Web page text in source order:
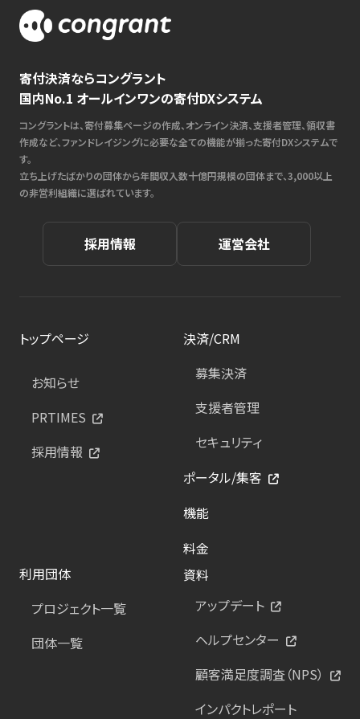
寄付決済ならコングラント
国内No.1 オールインワンの寄付DXシステム
コングラントは、寄付募集ページの作成、オンライン決済、支援者管理、領収書
作成など、ファンドレイジングに必要な全ての機能が揃った寄付DXシステムで
す。
立ち上げたばかりの団体から年間収入数十億円規模の団体まで、3,000以上
の非営利組織に選ばれています。
採用情報 運営会社
トップページ
お知らせ
PRTIMES
採用情報
決済/CRM
募集決済
支援者管理
セキュリティ
ポータル/集客
機能
料金
利用団体
プロジェクト一覧
団体一覧
資料
アップデート
ヘルプセンター
顧客満足度調査（NPS）
インパクトレポート